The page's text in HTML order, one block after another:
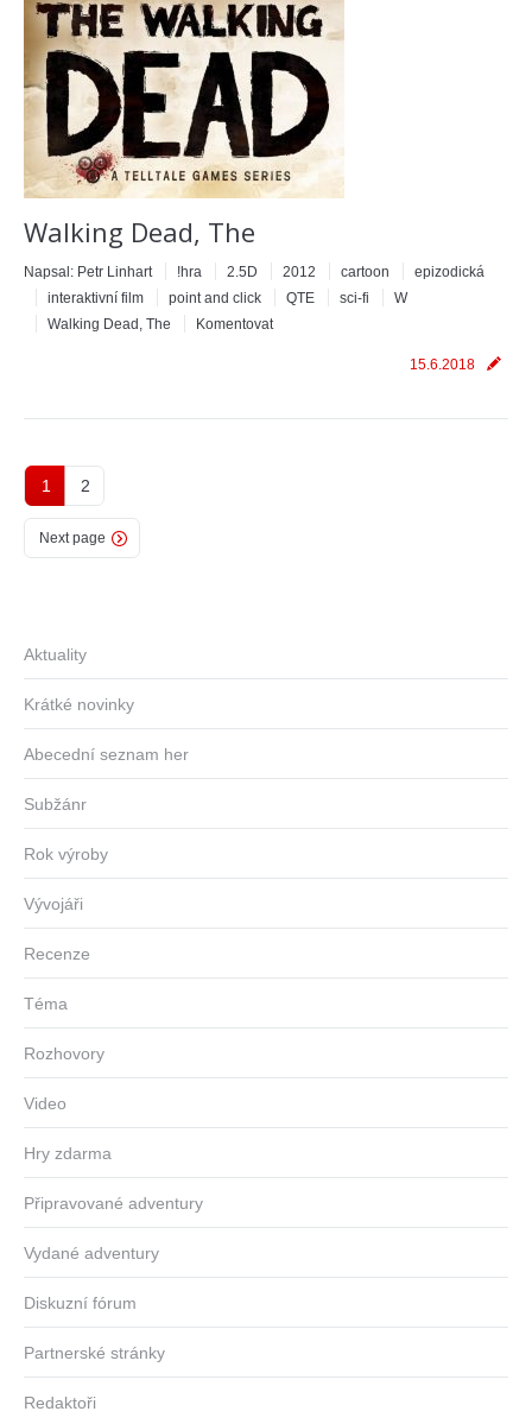
Walking Dead, The
Napsal: Petr Linhart !hra 2.5D 2012 cartoon
epizodická
interaktivní film
point and click QTE sci-fi
W
Walking Dead, The
Komentovat
15.6.2018
1 2
Next page
Aktuality
Krátké novinky
Abecední seznam her
Subžánr
Rok výroby
Vývojáři
Recenze
Téma
Rozhovory
Video
Hry zdarma
Připravované adventury
Vydané adventury
Diskuzní fórum
Partnerské stránky
Redaktoři